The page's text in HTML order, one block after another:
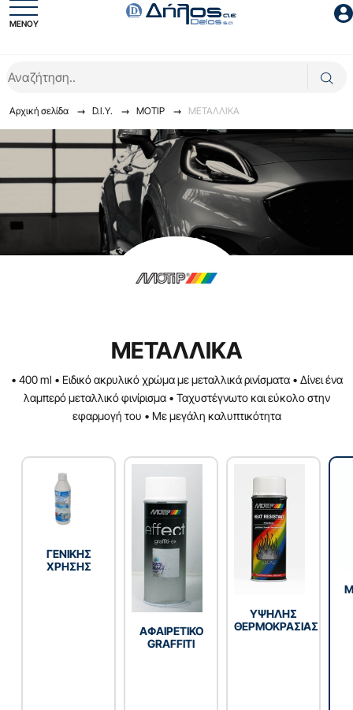
ΜΕΝΟΥ
Είσοδος
Ξέχασες το password;
Αρχική σελίδα D.I.Y. ΜΟΤΙΡ ΜΕΤΑΛΛΙΚΑ
ΜΕΤΑΛΛΙΚΑ
• 400 ml • Ειδικό ακρυλικό χρώμα με μεταλλικά ρινίσματα • Δίνει ένα
λαμπερό μεταλλικό φινίρισμα • Ταχυστέγνωτο και εύκολο στην
εφαρμογή του • Με μεγάλη καλυπτικότητα
ΓENIKHΣ
XPHΣHΣ
ΑΦΑΙΡΕΤΙΚΟ
GRAFFITI
YΨΗΛΗΣ
ΘΕΡΜΟΚΡΑΣΙΑΣ